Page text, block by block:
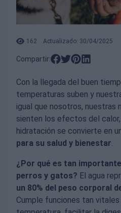
162 Actualizado: 30/04/2025
Compartir:
Con la llegada del buen
temperaturas suben y
igual que nosotros, nuestras
sienten los efectos del
hidratación se convierte en
para su salud y bienestar.
¿Por qué es tan
perros y gatos? El agua
un 80% del peso corporal
Cumple funciones tan